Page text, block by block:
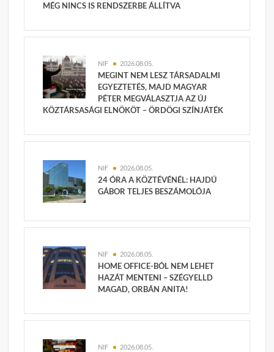
MÉG NINCS IS RENDSZERBE ÁLLÍTVA
NIF 2026.08.05.
MEGINT NEM LESZ TÁRSADALMI
EGYEZTETÉS, MAJD MAGYAR
PÉTER MEGVÁLASZTJA AZ ÚJ
KÖZTÁRSASÁGI ELNÖKÖT – ÖRDÖGI SZÍNJÁTÉK
NIF 2026.08.05.
24 ÓRA A KÖZTÉVÉNÉL: HAJDÚ
GÁBOR TELJES BESZÁMOLÓJA
NIF 2026.08.05.
HOME OFFICE-BÓL NEM LEHET
HAZÁT MENTENI – SZÉGYELLD
MAGAD, ORBÁN ANITA!
NIF 2026.08.05.